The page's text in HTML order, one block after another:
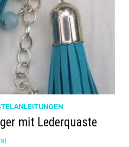
mit Lederquaste